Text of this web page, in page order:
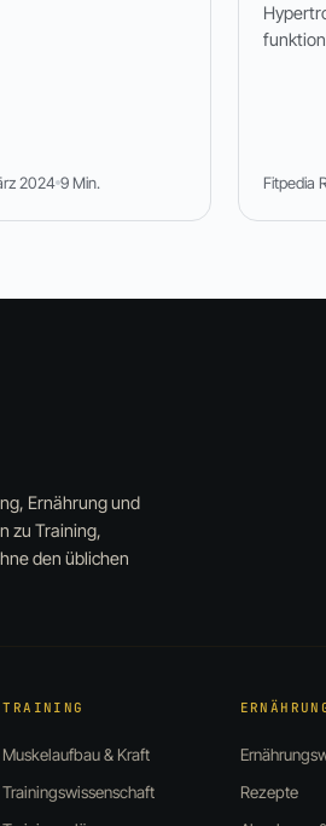
2024 9 Min. Fitpedia
Ernährung und
zu Training,
den üblichen
TRAINING
Muskelaufbau & Kraft
Trainingswissenschaft
Rezepte